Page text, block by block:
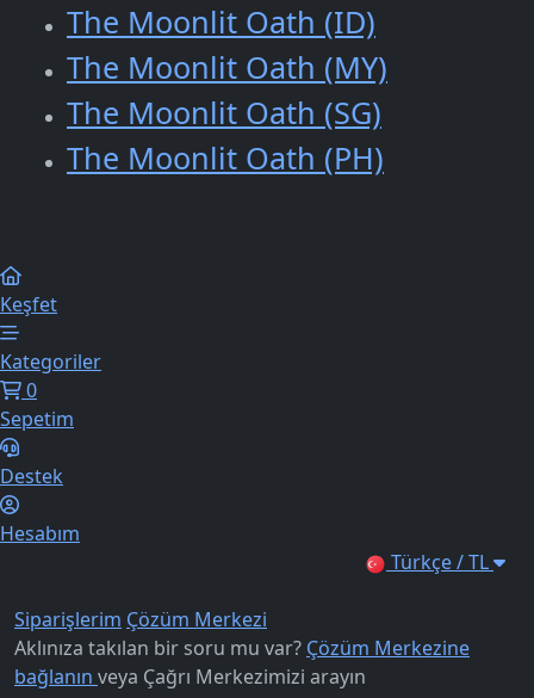
The Moonlit Oath (ID)
The Moonlit Oath (MY)
The Moonlit Oath (SG)
The Moonlit Oath (PH)
Keşfet
Kategoriler
0
Sepetim
Destek
Hesabım
Türkçe / TL
Siparişlerim Çözüm Merkezi
Aklınıza takılan bir soru mu var? Çözüm Merkezine
bağlanın veya Çağrı Merkezimizi arayın